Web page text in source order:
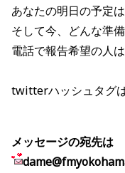
あなたの明日の予定
そして今、どんな準
電話で報告希望の人
twitterハッシュタグ
メッセージの宛先は